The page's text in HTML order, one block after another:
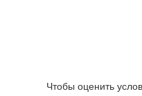
Чтобы оценить